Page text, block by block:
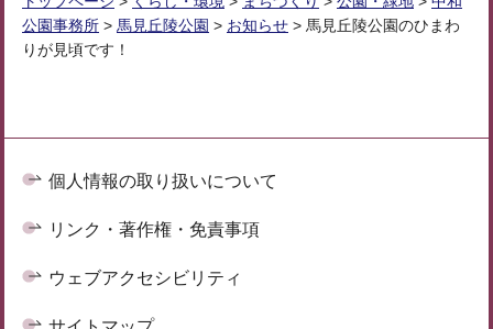
公園事務所 > 馬見丘陵公園 > お知らせ > 馬見丘陵公園のひまわ
りが見頃です！
個人情報の取り扱いについて
リンク・著作権・免責事項
ウェブアクセシビリティ